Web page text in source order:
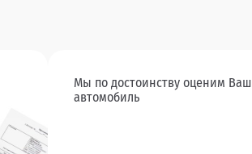
Мы по достоинству оценим Ваш
автомобиль